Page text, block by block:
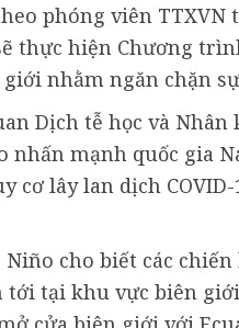
phóng viên TTXVN
thực hiện Chương
nhằm ngăn chặn
Dịch tễ học và
nhấn mạnh quốc gia
cơ lây lan dịch
Niño cho biết các
tại khu vực biên